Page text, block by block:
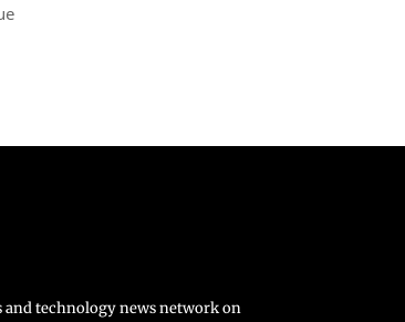
and technology news network on